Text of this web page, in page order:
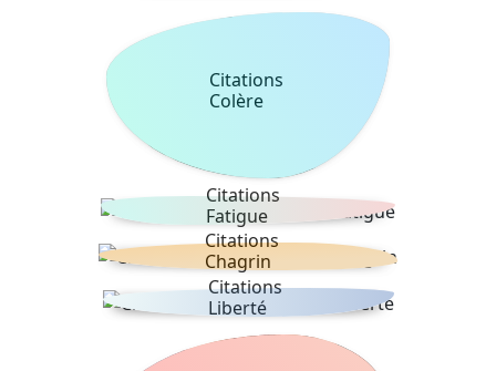
Citations
Colère
Citations
Fatigue
Citations
Chagrin
Citations
Liberté